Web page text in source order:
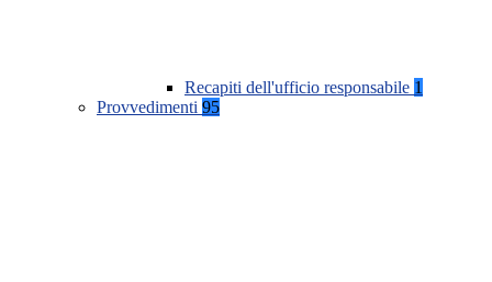
Recapiti dell'ufficio responsabile 1
Provvedimenti 95